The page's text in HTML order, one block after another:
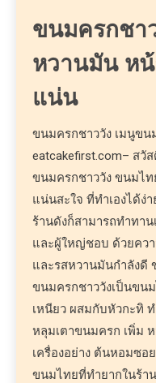
ขนมครกชา
หวานมัน หน้
แน่น
ขนมครกชาววัง เมนูขน
eatcakefirst.com– สวั
ขนมครกชาววัง ขนมไท
แน่นสะใจ ที่ทำเองได้ง่
ร้านดังก็สามารถทำทา
และผู้ใหญ่ชอบ ด้วยคว
และรสหวานมันกำลังดี
ขนมครกชาววังเป็นขน
เหนียว ผสมกับหัวกะทิ
หลุมเตาขนมครก เพิ่ม
เครื่องอย่าง ต้นหอมซอ
ขนมไทยที่ทำยากในร้า